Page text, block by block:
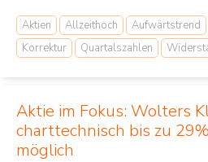
Aktien Allzeithoch Aufwärtstrend
Korrektur
Quartalszahlen
Aktie im Fokus: Wolters
charttechnisch bis zu
möglich